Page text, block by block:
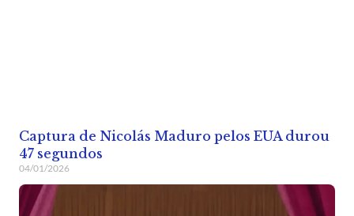
Captura de Nicolás Maduro pelos EUA durou
47 segundos
04/01/2026